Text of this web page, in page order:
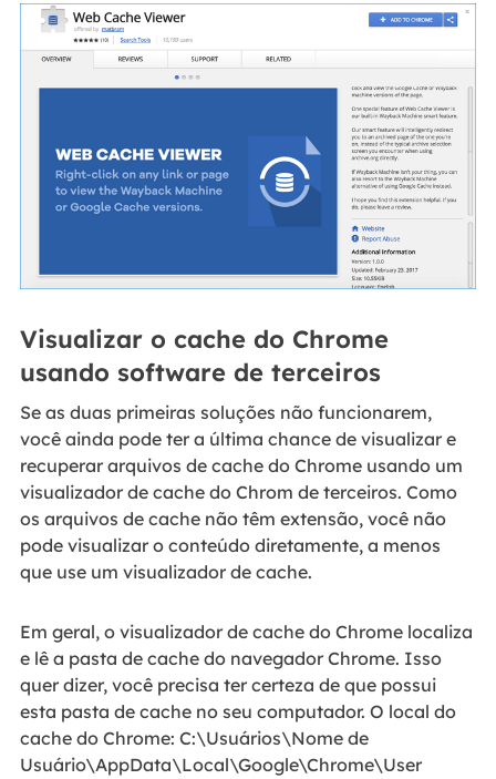
Visualizar o cache do Chrome
usando software de terceiros
Se as duas primeiras soluções não funcionarem,
você ainda pode ter a última chance de visualizar e
recuperar arquivos de cache do Chrome usando um
visualizador de cache do Chrom de terceiros. Como
os arquivos de cache não têm extensão, você não
pode visualizar o conteúdo diretamente, a menos
que use um visualizador de cache.
Em geral, o visualizador de cache do Chrome localiza
e lê a pasta de cache do navegador Chrome. Isso
quer dizer, você precisa ter certeza de que possui
esta pasta de cache no seu computador. O local do
cache do Chrome: C:\Usuários\Nome de
Usuário\AppData\Local\Google\Chrome\User